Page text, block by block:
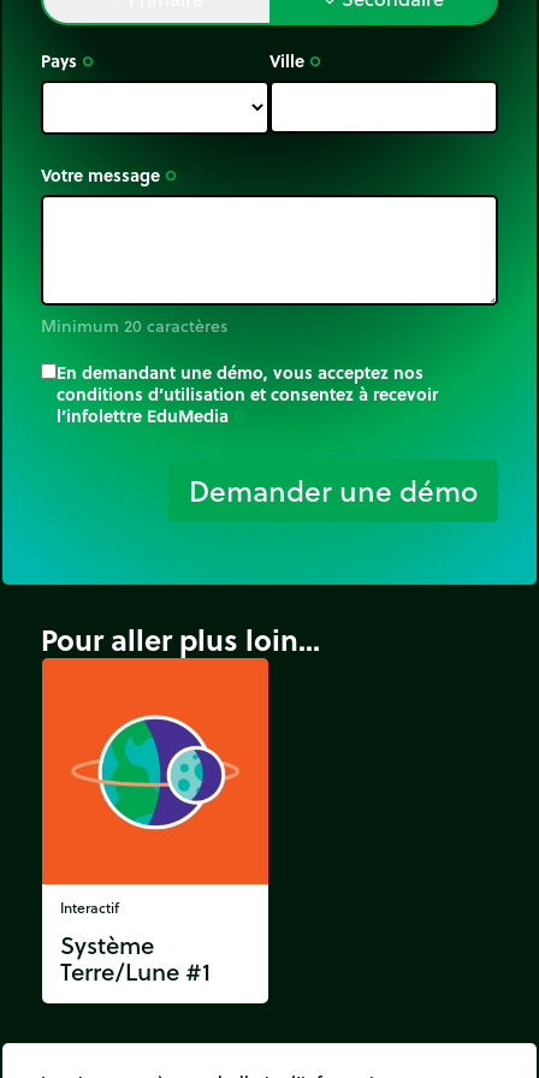
Pays trip_origin Ville trip_origin
Votre message trip_origin
Minimum 20 caractères
En demandant une démo, vous acceptez nos
conditions d’utilisation et consentez à recevoir
l’infolettre EduMedia
Demander une démo
Pour aller plus loin...
Interactif
Système
Terre/Lune #1